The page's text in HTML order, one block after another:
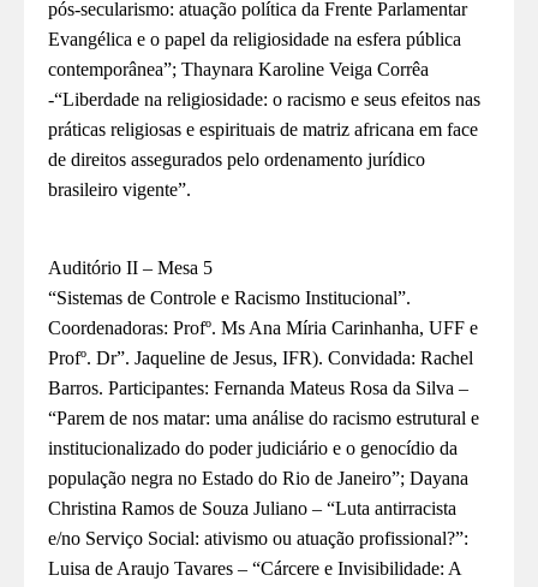
pós-secularismo: atuação política da Frente Parlamentar
Evangélica e o papel da religiosidade na esfera pública
contemporânea”; Thaynara Karoline Veiga Corrêa
-“Liberdade na religiosidade: o racismo e seus efeitos nas
práticas religiosas e espirituais de matriz africana em face
de direitos assegurados pelo ordenamento jurídico
brasileiro vigente”.
Auditório II – Mesa 5
“Sistemas de Controle e Racismo Institucional”.
Coordenadoras: Profº. Ms Ana Míria Carinhanha, UFF e
Profº. Dr”. Jaqueline de Jesus, IFR). Convidada: Rachel
Barros. Participantes: Fernanda Mateus Rosa da Silva –
“Parem de nos matar: uma análise do racismo estrutural e
institucionalizado do poder judiciário e o genocídio da
população negra no Estado do Rio de Janeiro”; Dayana
Christina Ramos de Souza Juliano – “Luta antirracista
e/no Serviço Social: ativismo ou atuação profissional?”:
Luisa de Araujo Tavares – “Cárcere e Invisibilidade: A